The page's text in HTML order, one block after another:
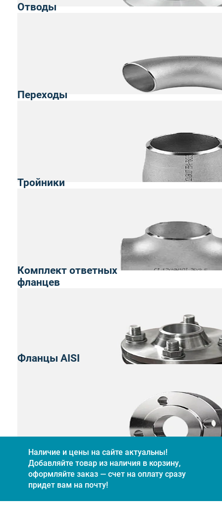
Отводы
Переходы
Тройники
Комплект ответных
фланцев
Фланцы AISI
Наличие и цены на сайте актуальны!
Добавляйте товар из наличия в корзину,
оформляйте заказ — счет на оплату сразу
придет вам на почту!